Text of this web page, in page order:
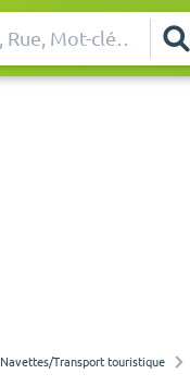
Navettes/Transport touristique